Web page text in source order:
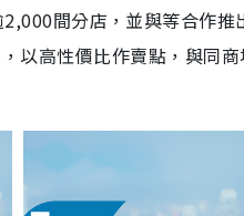
間分店，並與等合作
以高性價比作賣點，與同